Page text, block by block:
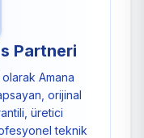
Partneri
Amana
orijinal
üretici
teknik